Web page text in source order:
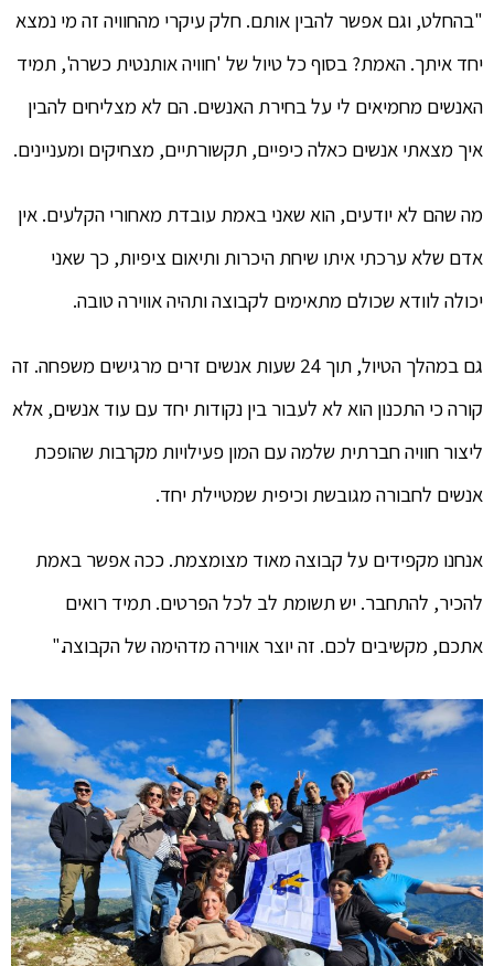
"בהחלט, וגם אפשר להבין אותם. חלק עיקרי מהחוויה זה מי נמצא
יחד איתך. האמת? בסוף כל טיול של 'חוויה אותנטית כשרה', תמיד
האנשים מחמיאים לי על בחירת האנשים. הם לא מצליחים להבין
איך מצאתי אנשים כאלה כיפיים, תקשורתיים, מצחיקים ומעניינים.
מה שהם לא יודעים, הוא שאני באמת עובדת מאחורי הקלעים. אין
אדם שלא ערכתי איתו שיחת היכרות ותיאום ציפיות, כך שאני
יכולה לוודא שכולם מתאימים לקבוצה ותהיה אווירה טובה.
גם במהלך הטיול, תוך 24 שעות אנשים זרים מרגישים משפחה. זה
קורה כי התכנון הוא לא לעבור בין נקודות יחד עם עוד אנשים, אלא
ליצור חוויה חברתית שלמה עם המון פעילויות מקרבות שהופכת
אנשים לחבורה מגובשת וכיפית שמטיילת יחד.
אנחנו מקפידים על קבוצה מאוד מצומצמת. ככה אפשר באמת
להכיר, להתחבר. יש תשומת לב לכל הפרטים. תמיד רואים
אתכם, מקשיבים לכם. זה יוצר אווירה מדהימה של הקבוצה."